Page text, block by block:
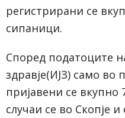
регистрирани се
сипаници.
Според податоците
здравје(ИЈЗ) само во
пријавени се вкупно
случаи се во Скопје